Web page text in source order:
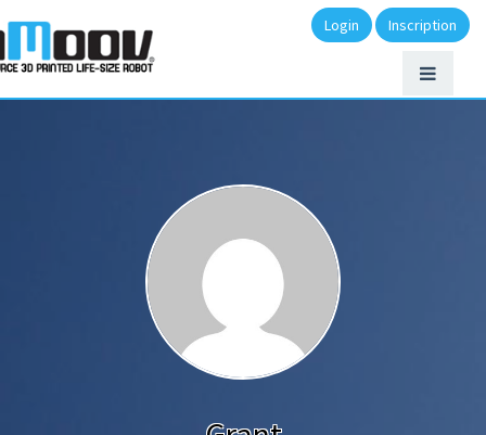
Login Inscription